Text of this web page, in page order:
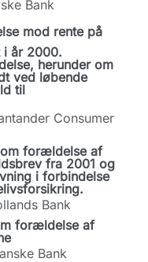
Bank
mod rente på
i år 2000.
herunder om
ved løbende
til
Consumer
forældelse af
fra 2001 og
i forbindelse
Bank
forældelse af
Bank